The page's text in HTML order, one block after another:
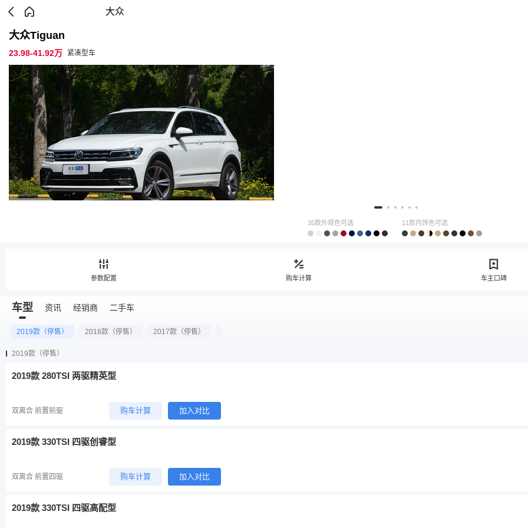
大众
大众Tiguan
23.98-41.92万 紧凑型车
35款外观色可选 11款内饰色可选
参数配置 购车计算 车主口碑
车型 资讯 经销商 二手车
2019款（停售） 2018款（停售） 2017款（停售）
2019款（停售）
2019款 280TSI 两驱精英型
双离合 前置前驱 购车计算 加入对比
2019款 330TSI 四驱创睿型
双离合 前置四驱 购车计算 加入对比
2019款 330TSI 四驱高配型